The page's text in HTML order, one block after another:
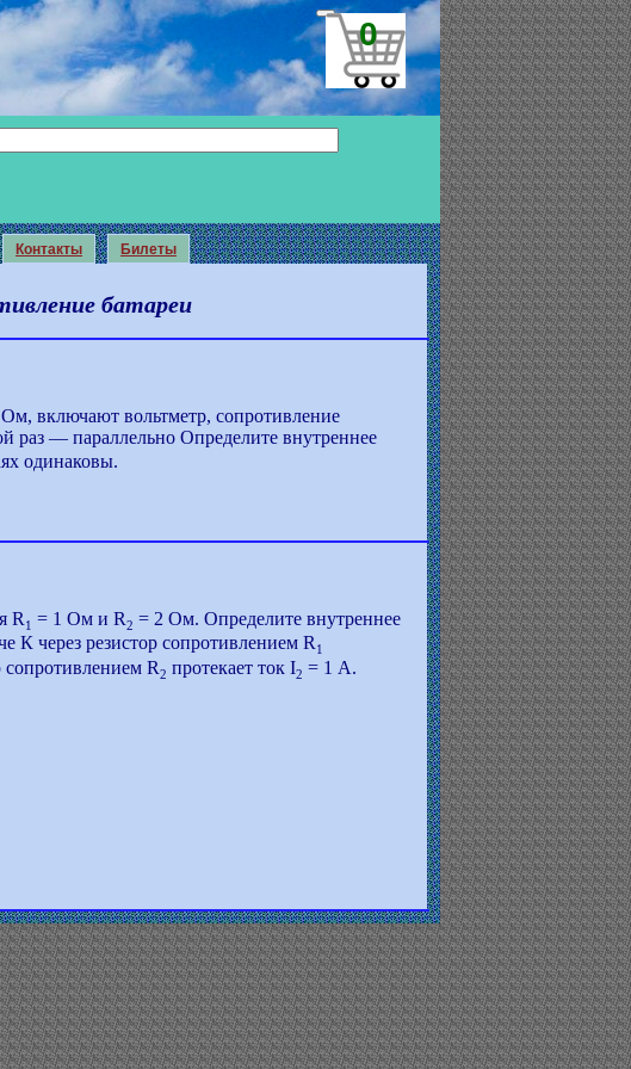
0
Контакты Билеты
батареи
включают вольтметр, сопротивление
раз — параллельно Определите внутреннее
одинаковы.
R 1 = 1 Ом и R2 = 2 Ом. Определите внутреннее
К через резистор сопротивлением R 1
R2 протекает ток I2 = 1 А.